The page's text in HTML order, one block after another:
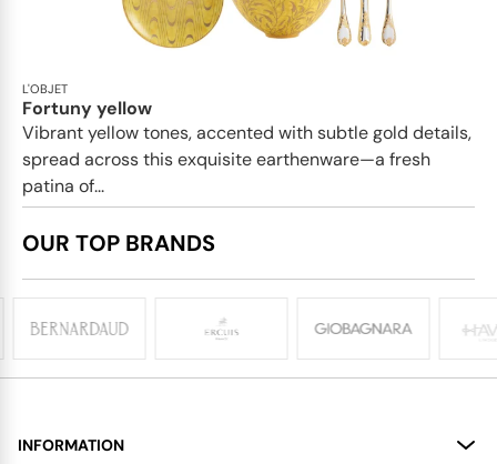
L'OBJET
Fortuny yellow
Vibrant yellow tones, accented with subtle gold details,
spread across this exquisite earthenware—a fresh
patina of...
OUR TOP BRANDS
INFORMATION